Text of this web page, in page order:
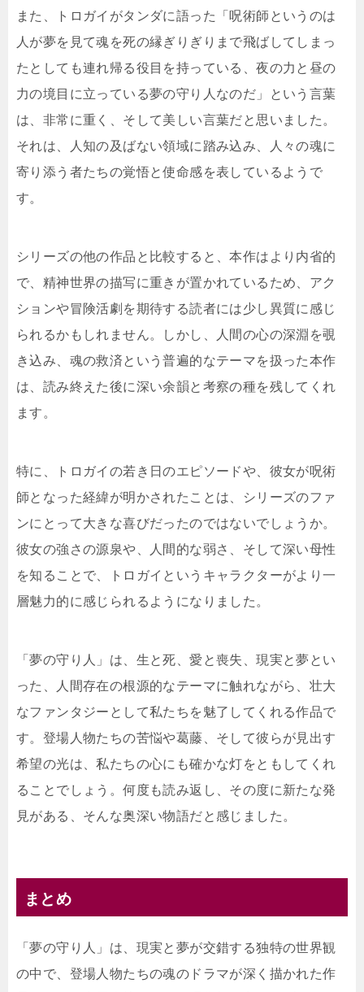
また、トロガイがタンダに語った「呪術師というのは
人が夢を見て魂を死の縁ぎりぎりまで飛ばしてしまっ
たとしても連れ帰る役目を持っている、夜の力と昼の
力の境目に立っている夢の守り人なのだ」という言葉
は、非常に重く、そして美しい言葉だと思いました。
それは、人知の及ばない領域に踏み込み、人々の魂に
寄り添う者たちの覚悟と使命感を表しているようで
す。
シリーズの他の作品と比較すると、本作はより内省的
で、精神世界の描写に重きが置かれているため、アク
ションや冒険活劇を期待する読者には少し異質に感じ
られるかもしれません。しかし、人間の心の深淵を覗
き込み、魂の救済という普遍的なテーマを扱った本作
は、読み終えた後に深い余韻と考察の種を残してくれ
ます。
特に、トロガイの若き日のエピソードや、彼女が呪術
師となった経緯が明かされたことは、シリーズのファ
ンにとって大きな喜びだったのではないでしょうか。
彼女の強さの源泉や、人間的な弱さ、そして深い母性
を知ることで、トロガイというキャラクターがより一
層魅力的に感じられるようになりました。
「夢の守り人」は、生と死、愛と喪失、現実と夢とい
った、人間存在の根源的なテーマに触れながら、壮大
なファンタジーとして私たちを魅了してくれる作品で
す。登場人物たちの苦悩や葛藤、そして彼らが見出す
希望の光は、私たちの心にも確かな灯をともしてくれ
ることでしょう。何度も読み返し、その度に新たな発
見がある、そんな奥深い物語だと感じました。
まとめ
「夢の守り人」は、現実と夢が交錯する独特の世界観
の中で、登場人物たちの魂のドラマが深く描かれた作